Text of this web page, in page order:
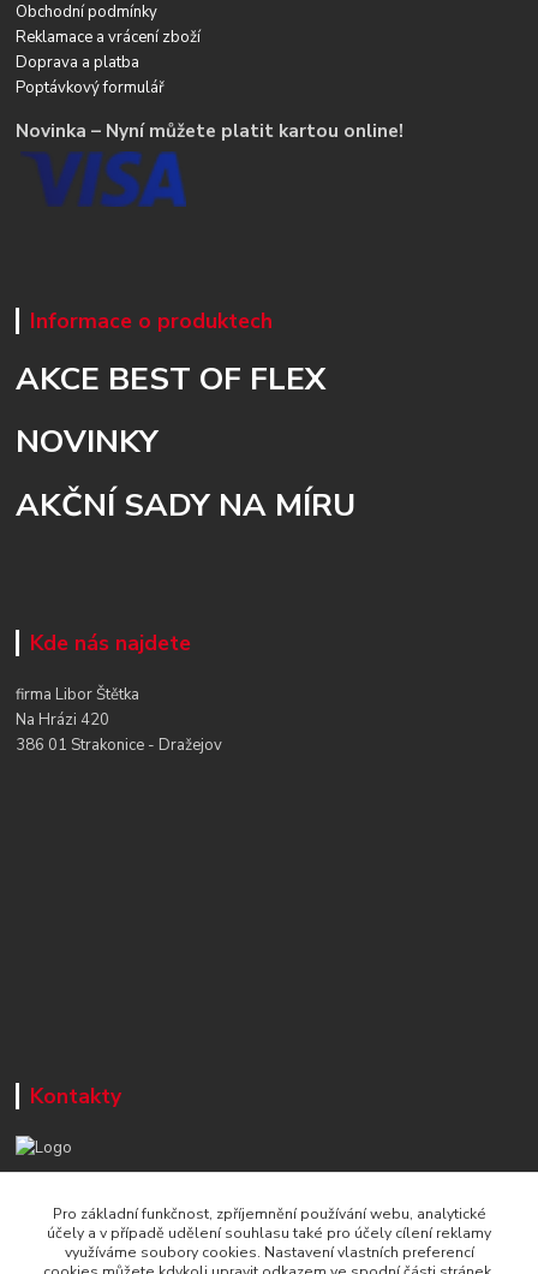
Obchodní podmínky
Reklamace a vrácení zboží
Doprava a platba
Poptávkový formulář
Novinka – Nyní můžete platit kartou online!
Informace o produktech
AKCE BEST OF FLEX
NOVINKY
AKČNÍ SADY NA MÍRU
Kde nás najdete
firma Libor Štětka
Na Hrázi 420
386 01 Strakonice - Dražejov
Kontakty
Po-Čt, 8-16 hod./ Pá 8-13 hod.
info@naradi-stetka.cz
Pro základní funkčnost, zpříjemnění používání webu, analytické
účely a v případě udělení souhlasu také pro účely cílení reklamy
využíváme soubory cookies. Nastavení vlastních preferencí